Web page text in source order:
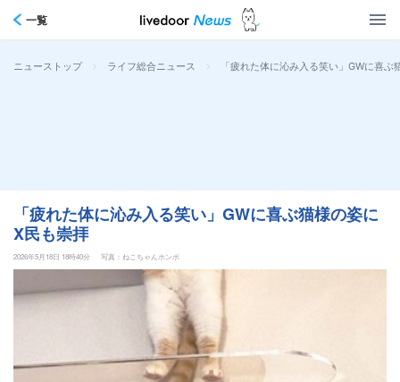
一覧
ニューストップ > ライフ総合ニュース > 「疲れた体に沁み入る笑い」GWに喜ぶ
「疲れた体に沁み入る笑い」GWに喜ぶ猫様の姿に
X民も崇拝
2026年5月18日 18時40分 写真：ねこちゃんホンポ